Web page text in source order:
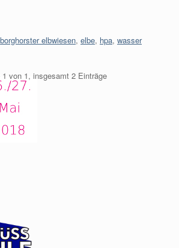
borghorster elbwiesen, elbe, hpa, wasser
1 von 1, insgesamt 2 Einträge